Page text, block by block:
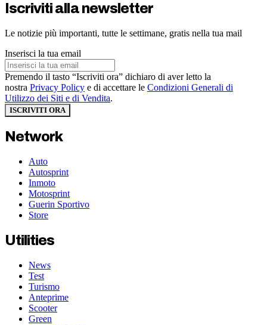
Iscriviti alla newsletter
Le notizie più importanti, tutte le settimane, gratis nella tua mail
Inserisci la tua email
Premendo il tasto “Iscriviti ora” dichiaro di aver letto la
nostra Privacy Policy e di accettare le Condizioni Generali di
Utilizzo dei Siti e di Vendita.
ISCRIVITI ORA
Network
Auto
Autosprint
Inmoto
Motosprint
Guerin Sportivo
Store
Utilities
News
Test
Turismo
Anteprime
Scooter
Green